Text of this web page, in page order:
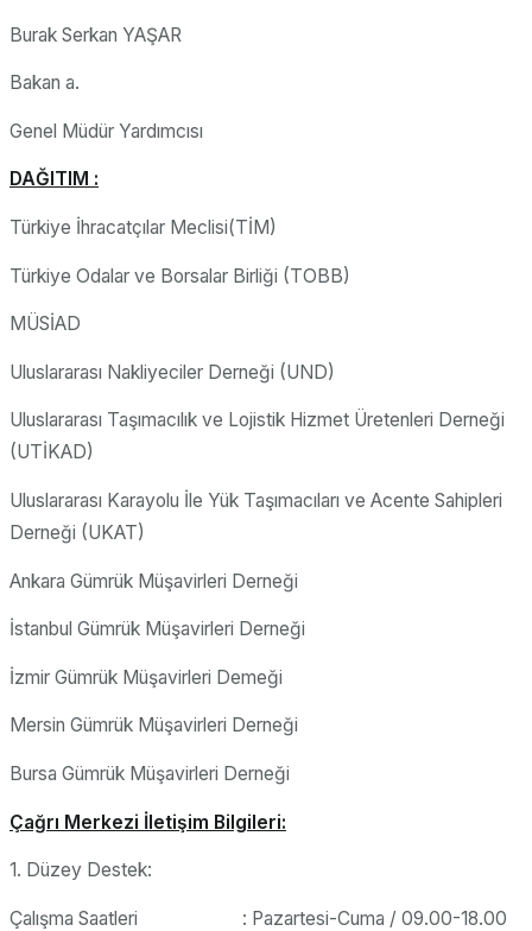
Burak Serkan YAŞAR
Bakan a.
Genel Müdür Yardımcısı
DAĞITIM :
Türkiye İhracatçılar Meclisi(TİM)
Türkiye Odalar ve Borsalar Birliği (TOBB)
MÜSİAD
Uluslararası Nakliyeciler Derneği (UND)
Uluslararası Taşımacılık ve Lojistik Hizmet Üretenleri Derneği
(UTİKAD)
Uluslararası Karayolu İle Yük Taşımacıları ve Acente Sahipleri
Derneği (UKAT)
Ankara Gümrük Müşavirleri Derneği
İstanbul Gümrük Müşavirleri Derneği
İzmir Gümrük Müşavirleri Demeği
Mersin Gümrük Müşavirleri Derneği
Bursa Gümrük Müşavirleri Derneği
Çağrı Merkezi İletişim Bilgileri:
1. Düzey Destek:
Çalışma Saatleri : Pazartesi-Cuma / 09.00-18.00